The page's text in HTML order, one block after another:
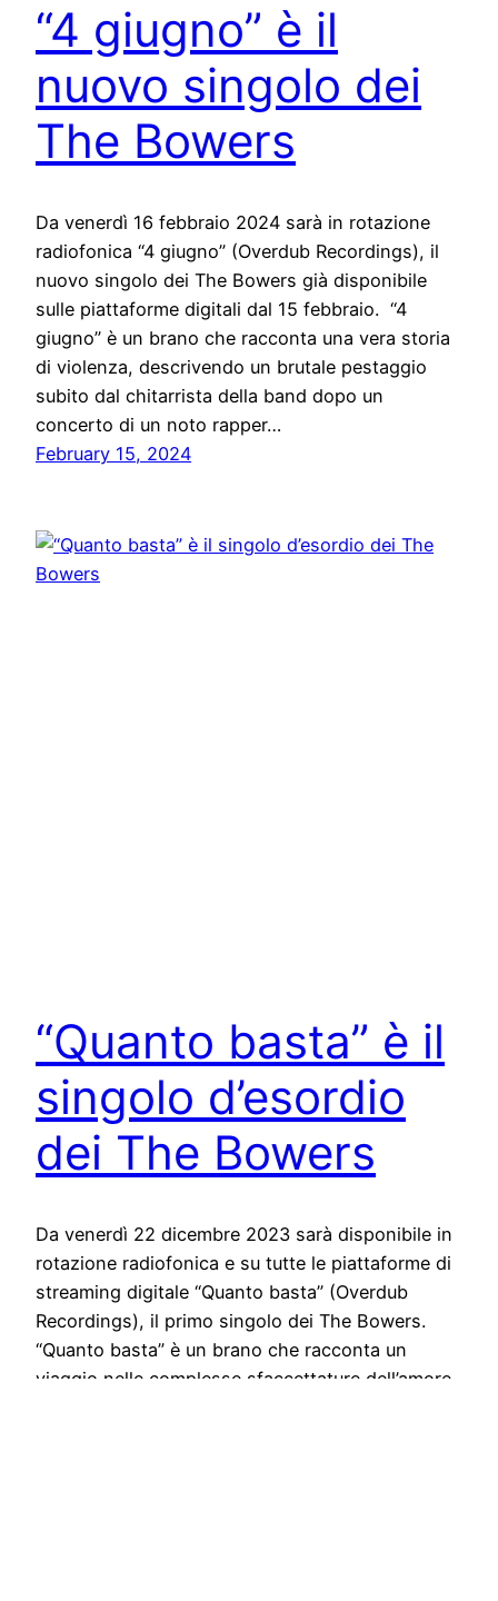
“4 giugno” è il
nuovo singolo dei
The Bowers
Da venerdì 16 febbraio 2024 sarà in rotazione
radiofonica “4 giugno” (Overdub Recordings), il
nuovo singolo dei The Bowers già disponibile
sulle piattaforme digitali dal 15 febbraio. “4
giugno” è un brano che racconta una vera storia
di violenza, descrivendo un brutale pestaggio
subito dal chitarrista della band dopo un
concerto di un noto rapper…
February 15, 2024
“Quanto basta” è il
singolo d’esordio
dei The Bowers
Da venerdì 22 dicembre 2023 sarà disponibile in
rotazione radiofonica e su tutte le piattaforme di
streaming digitale “Quanto basta” (Overdub
Recordings), il primo singolo dei The Bowers.
“Quanto basta” è un brano che racconta un
viaggio nelle complesse sfaccettature dell’amore